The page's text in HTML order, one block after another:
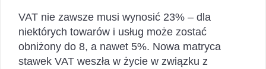
VAT nie zawsze musi wynosić 23% – dla
niektórych towarów i usług może zostać
obniżony do 8, a nawet 5%. Nowa matryca
stawek VAT weszła w życie w związku z